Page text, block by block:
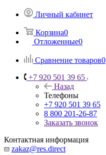
Личный кабинет
Корзина0
Отложенные0
Сравнение товаров0
+7 920 501 39 65
Назад
Телефоны
+7 920 501 39 65
8 800 201-26-87
Заказать звонок
Контактная информация
zakaz@res.direct